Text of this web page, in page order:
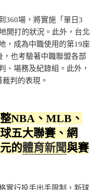
360場，將實施「單日3
開打的狀況。此外，台北
，成為中職使用的第19座
也考驗著中職聯盟各部
、場務及紀錄組。此外，
判的表現。
NBA、MLB、
五大聯賽、網
的體育新聞與賽
實行投手出手限制，新球